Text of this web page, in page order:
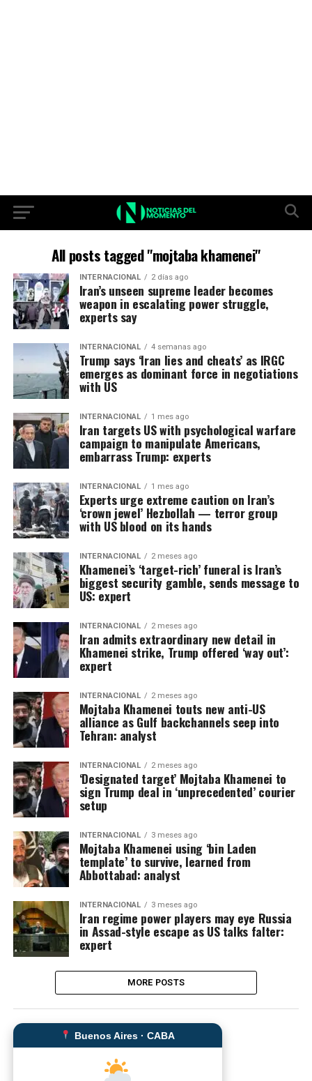
All posts tagged "mojtaba khamenei"
INTERNACIONAL 2 días ago
Iran’s unseen supreme leader becomes
weapon in escalating power struggle,
experts say
INTERNACIONAL 4 semanas ago
Trump says ‘Iran lies and cheats’ as IRGC
emerges as dominant force in negotiations
with US
INTERNACIONAL 1 mes ago
Iran targets US with psychological warfare
campaign to manipulate Americans,
embarrass Trump: experts
INTERNACIONAL 1 mes ago
Experts urge extreme caution on Iran’s
‘crown jewel’ Hezbollah — terror group
with US blood on its hands
INTERNACIONAL 2 meses ago
Khamenei’s ‘target-rich’ funeral is Iran’s
biggest security gamble, sends message to
US: expert
INTERNACIONAL 2 meses ago
Iran admits extraordinary new detail in
Khamenei strike, Trump offered ‘way out’:
expert
INTERNACIONAL 2 meses ago
Mojtaba Khamenei touts new anti-US
alliance as Gulf backchannels seep into
Tehran: analyst
INTERNACIONAL 2 meses ago
‘Designated target’ Mojtaba Khamenei to
sign Trump deal in ‘unprecedented’ courier
setup
INTERNACIONAL 3 meses ago
Mojtaba Khamenei using ‘bin Laden
template’ to survive, learned from
Abbottabad: analyst
INTERNACIONAL 3 meses ago
Iran regime power players may eye Russia
in Assad-style escape as US talks falter:
expert
MORE POSTS
Buenos Aires · CABA